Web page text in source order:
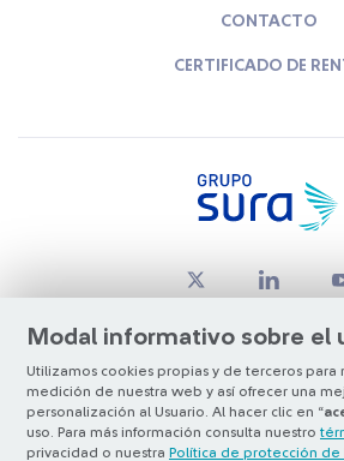
Modal informativo sobre el
Utilizamos cookies propias y de terceros para
medición de nuestra web y así ofrecer una
personalización al Usuario. Al hacer clic en “
uso. Para más información consulta nuestro
privacidad o nuestra Política de protección de
CONTACTO
CERTIFICADO DE
© Copyright Grupo SURA